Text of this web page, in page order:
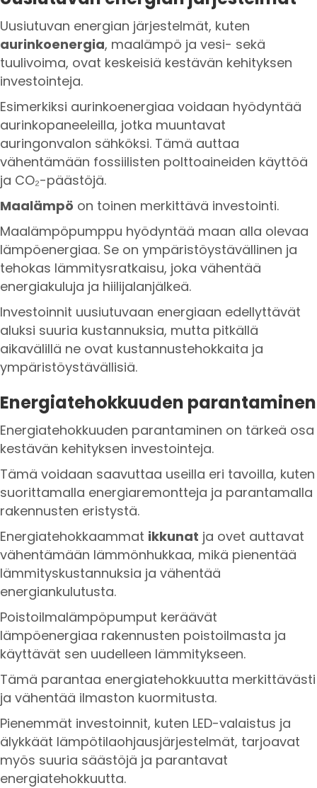
Uusiutuvan energian järjestelmät, kuten
aurinkoenergia, maalämpö ja vesi- sekä
tuulivoima, ovat keskeisiä kestävän kehityksen
investointeja.
Esimerkiksi aurinkoenergiaa voidaan hyödyntää
aurinkopaneeleilla, jotka muuntavat
auringonvalon sähköksi. Tämä auttaa
vähentämään fossiilisten polttoaineiden käyttöä
ja CO₂-päästöjä.
Maalämpö on toinen merkittävä investointi.
Maalämpöpumppu hyödyntää maan alla olevaa
lämpöenergiaa. Se on ympäristöystävällinen ja
tehokas lämmitysratkaisu, joka vähentää
energiakuluja ja hiilijalanjälkeä.
Investoinnit uusiutuvaan energiaan edellyttävät
aluksi suuria kustannuksia, mutta pitkällä
aikavälillä ne ovat kustannustehokkaita ja
ympäristöystävällisiä.
Energiatehokkuuden parantaminen
Energiatehokkuuden parantaminen on tärkeä osa
kestävän kehityksen investointeja.
Tämä voidaan saavuttaa useilla eri tavoilla, kuten
suorittamalla energiaremontteja ja parantamalla
rakennusten eristystä.
Energiatehokkaammat ikkunat ja ovet auttavat
vähentämään lämmönhukkaa, mikä pienentää
lämmityskustannuksia ja vähentää
energiankulutusta.
Poistoilmalämpöpumput keräävät
lämpöenergiaa rakennusten poistoilmasta ja
käyttävät sen uudelleen lämmitykseen.
Tämä parantaa energiatehokkuutta merkittävästi
ja vähentää ilmaston kuormitusta.
Pienemmät investoinnit, kuten LED-valaistus ja
älykkäät lämpötilaohjausjärjestelmät, tarjoavat
myös suuria säästöjä ja parantavat
energiatehokkuutta.